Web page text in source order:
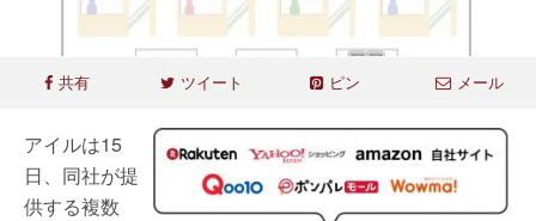
共有 ツイート ピン メール
アイルは15
日、同社が提
供する複数